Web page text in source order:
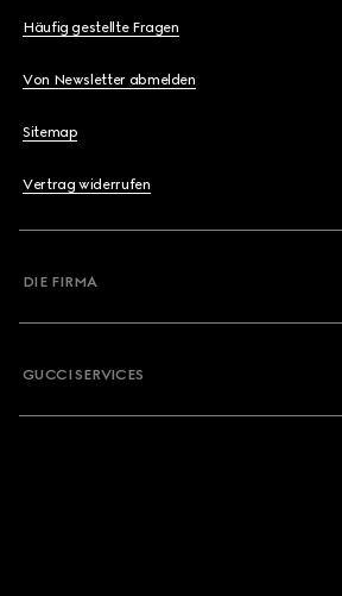
Häufig gestellte Fragen
Von Newsletter abmelden
Sitemap
Vertrag widerrufen
DIE FIRMA
GUCCI SERVICES